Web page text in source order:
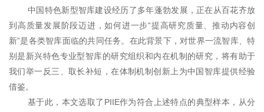
中国特色新型智库建设经历了多年蓬勃发展，正在从百花齐放
到高质量发展阶段迈进，如何进一步“提高研究质量、推动内容创
新”是各类智库面临的共同任务。在此背景下，对世界一流智库、特
别是新兴特色专业型智库的研究组织和内在机制的研究，将有助于
我们举一反三、取长补短，在体制机制创新上为中国智库提供经验
借鉴。
基于此，本文选取了PIIE作为符合上述特点的典型样本，从分